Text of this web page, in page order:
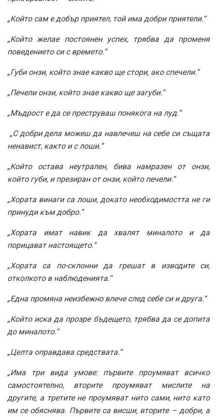
„Който сам е добър приятел, той има добри приятели.“
„Който желае постоянен успех, трябва да променя
поведението си с времето.“
„Губи онзи, който знае какво ще стори, ако спечели.“
„Печели онзи, който знае какво ще загуби.“
„Мъдрост е да се преструваш понякога на луд.“
„С добри дела можеш да навлечеш на себе си същата
ненавист, както и с лоши.“
„Който остава неутрален, бива намразен от онзи,
който губи, и презиран от онзи, който печели.“
„Хората винаги са лоши, докато необходимостта не ги
принуди към добро.“
„Хората имат навик да хвалят миналото и да
порицават настоящето.“
„Хората са по-склонни да грешат в изводите си,
отколкото в наблюденията.“
„Една промяна неизбежно влече след себе си и друга.“
„Който иска да прозре бъдещето, трябва да се допита
до миналото.“
„Целта оправдава средствата.“
„Има три вида умове: първите проумяват всичко
самостоятелно, вторите проумяват мислите на
другите, а третите не проумяват нито сами, нито като
им се обяснява. Първите са висши, вторите – добри, а